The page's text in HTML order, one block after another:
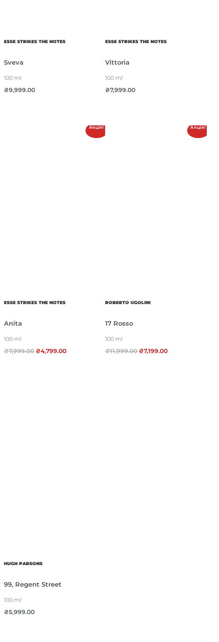
ESSE STRIKES THE NOTES
Sveva
100 ml
₴9,999.00
ESSE STRIKES THE NOTES
Vittoria
100 ml
₴7,999.00
Акція!
ESSE STRIKES THE NOTES
Anita
100 ml
₴7,999.00 ₴4,799.00
Акція!
ROBERTO UGOLINI
17 Rosso
100 ml
₴11,999.00 ₴7,199.00
HUGH PARSONS
99, Regent Street
100 ml
₴5,999.00